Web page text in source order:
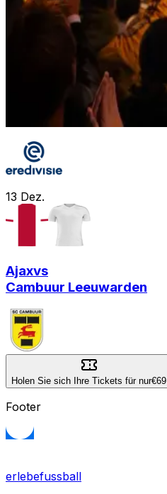
13 Dez.
Ajaxvs
Cambuur Leeuwarden
Holen Sie sich Ihre Tickets für nur€69
Footer
erlebefussball